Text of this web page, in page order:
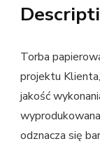
Torba
projektu
jakość
odznacza się